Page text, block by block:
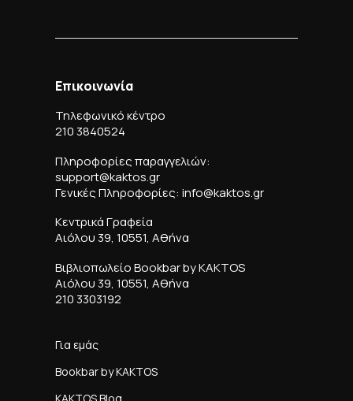
Επικοινωνία
Τηλεφωνικό κέντρο
210 3840524
Πληροφορίες παραγγελιών:
support@kaktos.gr
Γενικές Πληροφορίες: info@kaktos.gr
Κεντρικά Γραφεία
Αιόλου 39, 10551, Αθήνα
Βιβλιοπωλείο Bookbar by KAKTOS
Αιόλου 39, 10551, Αθήνα
210 3303192
Για εμάς
Bookbar by KAKTOS